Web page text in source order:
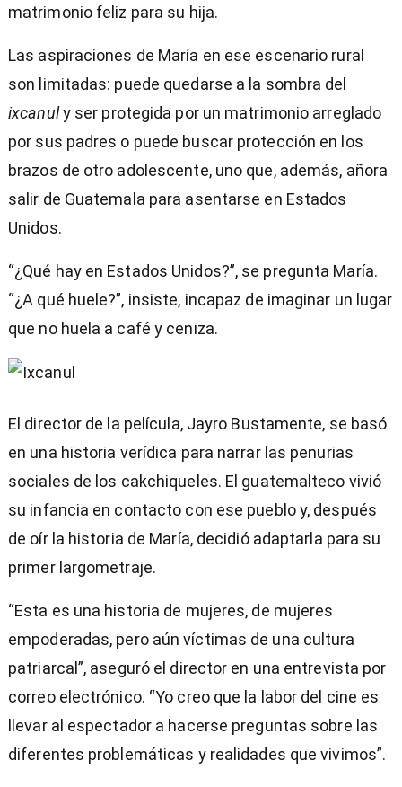
matrimonio feliz para su hija.
Las aspiraciones de María en ese escenario rural
son limitadas: puede quedarse a la sombra del
ixcanuly ser protegida por un matrimonio arreglado
por sus padres o puede buscar protección en los
brazos de otro adolescente, uno que, además, añora
salir de Guatemala para asentarse en Estados
Unidos.
“¿Qué hay en Estados Unidos?”, se pregunta María.
“¿A qué huele?”, insiste, incapaz de imaginar un lugar
que no huela a café y ceniza.
El director de la película, Jayro Bustamente, se basó
en una historia verídica para narrar las penurias
sociales de los cakchiqueles. El guatemalteco vivió
su infancia en contacto con ese pueblo y, después
de oír la historia de María, decidió adaptarla para su
primer largometraje.
“Esta es una historia de mujeres, de mujeres
empoderadas, pero aún víctimas de una cultura
patriarcal”, aseguró el director en una entrevista por
correo electrónico. “Yo creo que la labor del cine es
llevar al espectador a hacerse preguntas sobre las
diferentes problemáticas y realidades que vivimos”.